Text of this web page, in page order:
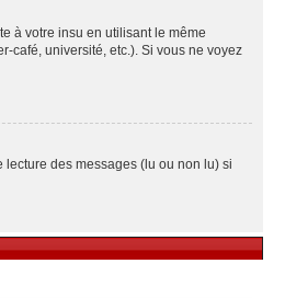
à votre insu en utilisant le même
café, université, etc.). Si vous ne voyez
des messages (lu ou non lu) si